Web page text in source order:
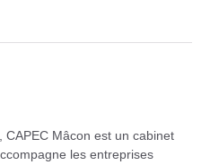
CAPEC Mâcon est un cabinet
les entreprises